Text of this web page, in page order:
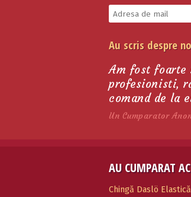
Curcubeu De
137.23 lei
M
Au scris despre
Am fost foarte
profesionisti,
comand de la
Un Cumparator
AU CUMPARAT
Chingă Daslö